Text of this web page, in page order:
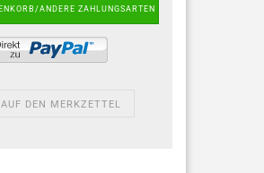
AUF DEN MERKZETTEL